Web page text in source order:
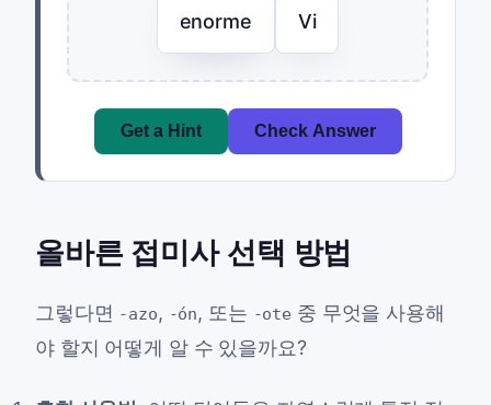
enorme Vi
Get a Hint Check Answer
올바른 접미사 선택 방법
그렇다면 -azo, -ón, 또는 -ote 중 무엇을 사용해
야 할지 어떻게 알 수 있을까요?